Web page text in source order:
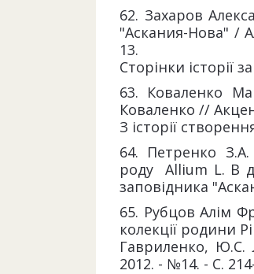
62. Захаров
"Аскания-Нова" /
13.
Сторінки історії
63. Коваленко
Коваленко //
З історії
64. Петренко
роду Allium L. В
заповідника
65. Рубцов Алім
колекції родини
Гавриленко, Ю.С.
2012. - №14. - С.